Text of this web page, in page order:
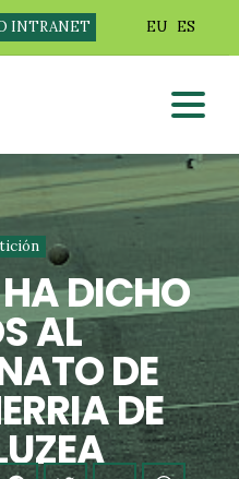
INTRANET EU ES
DICHO
AL
DE
DE